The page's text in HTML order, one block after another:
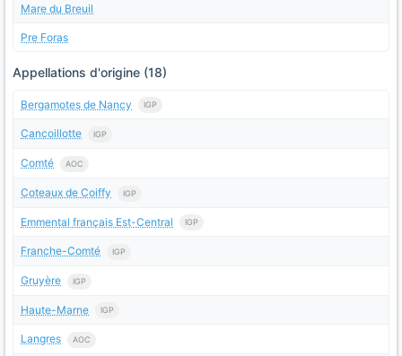
Mare du Breuil
Pre Foras
Appellations d'origine (18)
Bergamotes de Nancy IGP
Cancoillotte IGP
Comté AOC
Coteaux de Coiffy IGP
Emmental français Est-Central IGP
Franche-Comté IGP
Gruyère IGP
Haute-Marne IGP
Langres AOC